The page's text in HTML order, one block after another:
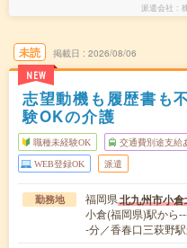
派遣会社
未読
NEW
掲載日 2026/08/06
志望動機も履歴書も
験OKの介護
職種未経験OK 交通費別途支給
WEB登録OK 派遣
勤務地 福岡県北九州市小
小倉(福岡県)駅から
-分／香春口三萩野